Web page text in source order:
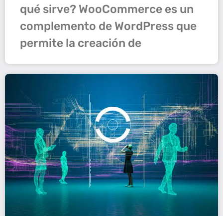
qué sirve? WooCommerce es un
complemento de WordPress que
permite la creación de